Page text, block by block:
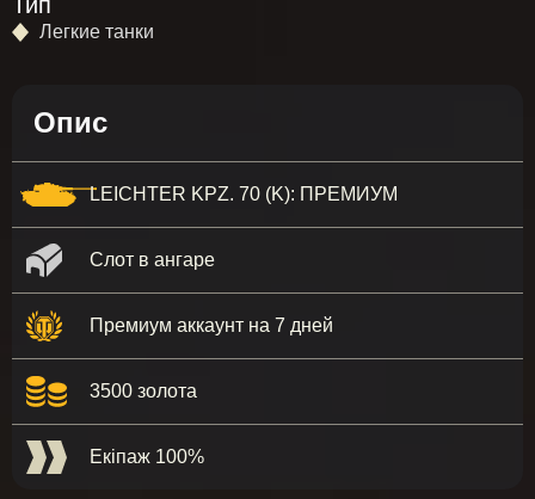
Легкие танки
Опис
LEICHTER KPZ. 70 (K): ПРЕМИУМ
Слот в ангаре
Премиум аккаунт на 7 дней
3500 золота
Екіпаж 100%